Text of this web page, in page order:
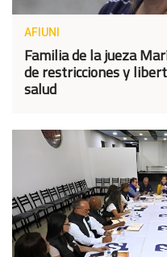
AFIUNI
Familia de la jueza
de restricciones y
salud